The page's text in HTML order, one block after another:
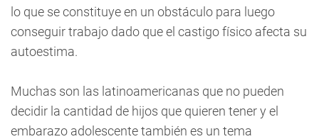
lo que se constituye en un obstáculo para luego
conseguir trabajo dado que el castigo físico afecta su
autoestima.
Muchas son las latinoamericanas que no pueden
decidir la cantidad de hijos que quieren tener y el
embarazo adolescente también es un tema